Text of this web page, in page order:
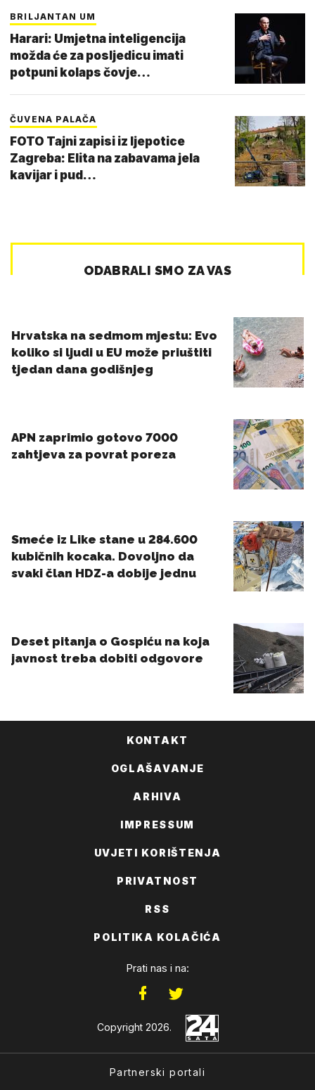
BRILJANTAN UM
Harari: Umjetna inteligencija
možda će za posljedicu imati
potpuni kolaps čovje…
ČUVENA PALAČA
FOTO Tajni zapisi iz ljepotice
Zagreba: Elita na zabavama jela
kavijar i pud…
KONTAKT
OGLAŠAVANJE
ARHIVA
IMPRESSUM
UVJETI KORIŠTENJA
PRIVATNOST
RSS
POLITIKA KOLAČIĆA
Prati nas i na:
Copyright 2026.
Partnerski portali